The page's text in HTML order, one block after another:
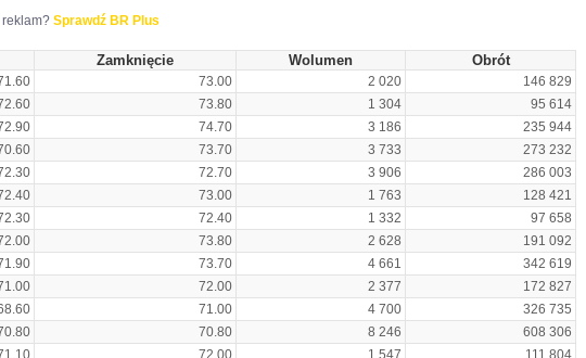
reklam? Sprawdź BR Plus
Zamknięcie Wolumen Obrót
73.00 2 020
146 829
73.80 1 304
95 614
74.70 3 186
235 944
73.70 3 733
273 232
72.70 3 906
286 003
73.00 1 763
128 421
72.40 1 332
97 658
73.80 2 628
191 092
73.70 4 661
342 619
72.00 2 377
172 827
71.00 4 700
326 735
70.80 8 246
608 306
72.00 1 547
111 804